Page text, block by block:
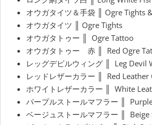
オウガタイツ＆手袋 ║ Ogre Tights
オウガタイツ ║ Ogre Tights
オウガタトゥー ║ Ogre Tattoo
オウガタトゥー 赤 ║ Red Ogre
レッグデビルウィング ║ Leg Devil
レッドレザーカラー ║ Red Leather
ホワイトレザーカラー ║ White
パープルストールマフラー ║
ベージュストールマフラー ║ Beige